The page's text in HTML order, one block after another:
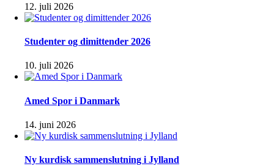
12. juli 2026
Studenter og dimittender 2026
10. juli 2026
Amed Spor i Danmark
14. juni 2026
Ny kurdisk sammenslutning i Jylland